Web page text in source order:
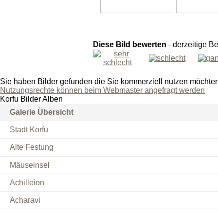
Diese Bild bewerten - derzeitige
Sie haben Bilder gefunden die Sie kommerziell nutzen
Nutzungsrechte können beim Webmaster angefragt werden
Korfu Bilder Alben
Galerie Übersicht
Stadt Korfu
Alte Festung
Mäuseinsel
Achilleion
Acharavi